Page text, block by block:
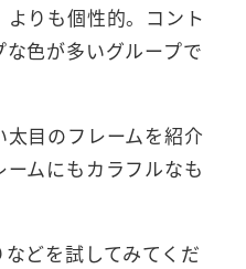
りも個性的。コント
色が多いグループで
目のフレームを紹介
ムにもカラフルなも
どを試してみてくだ